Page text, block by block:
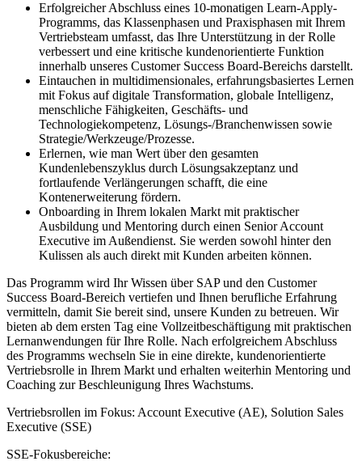
Erfolgreicher Abschluss eines 10-monatigen Learn-Apply-
Programms, das Klassenphasen und Praxisphasen mit Ihrem
Vertriebsteam umfasst, das Ihre Unterstützung in der Rolle
verbessert und eine kritische kundenorientierte Funktion
innerhalb unseres Customer Success Board-Bereichs darstellt.
Eintauchen in multidimensionales, erfahrungsbasiertes Lernen
mit Fokus auf digitale Transformation, globale Intelligenz,
menschliche Fähigkeiten, Geschäfts- und
Technologiekompetenz, Lösungs-/Branchenwissen sowie
Strategie/Werkzeuge/Prozesse.
Erlernen, wie man Wert über den gesamten
Kundenlebenszyklus durch Lösungsakzeptanz und
fortlaufende Verlängerungen schafft, die eine
Kontenerweiterung fördern.
Onboarding in Ihrem lokalen Markt mit praktischer
Ausbildung und Mentoring durch einen Senior Account
Executive im Außendienst. Sie werden sowohl hinter den
Kulissen als auch direkt mit Kunden arbeiten können.
Das Programm wird Ihr Wissen über SAP und den Customer
Success Board-Bereich vertiefen und Ihnen berufliche Erfahrung
vermitteln, damit Sie bereit sind, unsere Kunden zu betreuen. Wir
bieten ab dem ersten Tag eine Vollzeitbeschäftigung mit praktischen
Lernanwendungen für Ihre Rolle. Nach erfolgreichem Abschluss
des Programms wechseln Sie in eine direkte, kundenorientierte
Vertriebsrolle in Ihrem Markt und erhalten weiterhin Mentoring und
Coaching zur Beschleunigung Ihres Wachstums.
Vertriebsrollen im Fokus: Account Executive (AE), Solution Sales
Executive (SSE)
SSE-Fokusbereiche: